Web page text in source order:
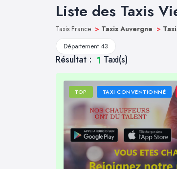
Liste des Taxis
Taxis France > Taxis Auvergne >
Département 43
Résultat : 1 Taxi(s)
TOP TAXI CONVENTIONNÉ